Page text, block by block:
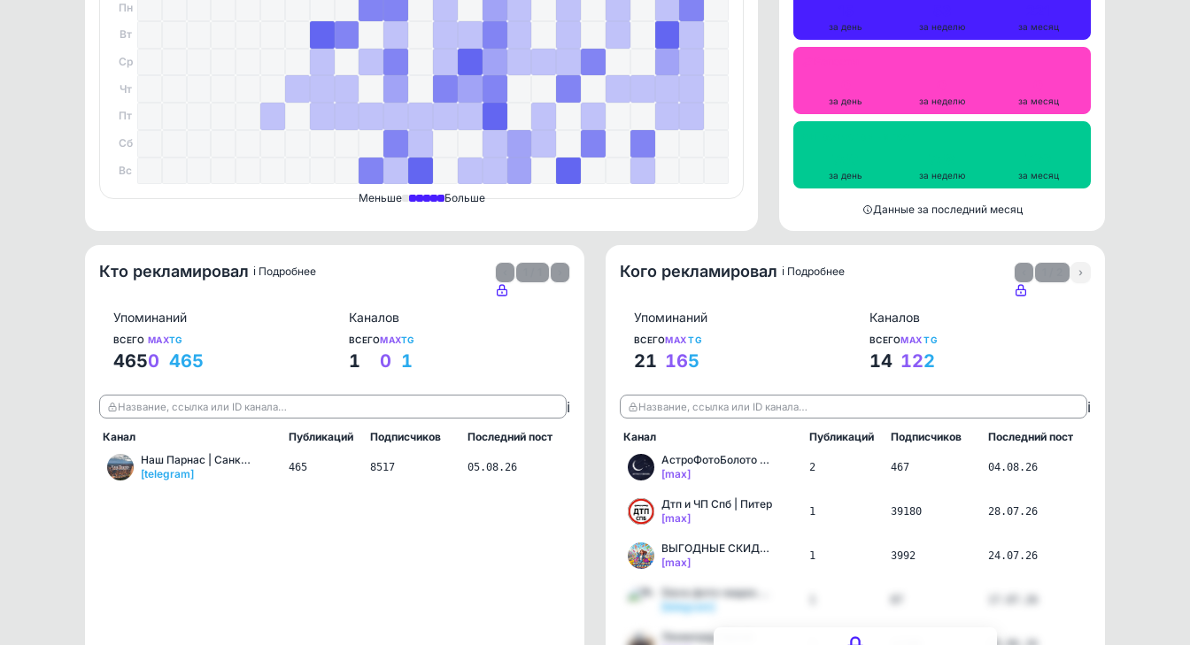
Пн
Вт
Ср
Чт
Пт
Сб
Вс
Меньше Больше
за день за неделю за месяц
за день за неделю за месяц
за день за неделю за месяц
Данные за последний месяц
Кто рекламировал ℹ️ Подробнее
Упоминаний
ВСЕГО
465
MAX
0
TG
465
Каналов
ВСЕГО
1
MAX
0
TG
1
Название, ссылка или ID канала… ℹ️
Канал Публикаций Подписчиков
Последний пост
Наш Парнас | Санкт-Петер…
[telegram]
465 8517 05.08.26
Кого рекламировал ℹ️ Подробнее ›
Упоминаний
ВСЕГО
21
MAX
16
TG
5
Каналов
ВСЕГО
14
MAX
12
TG
2
Название, ссылка или ID канала… ℹ️
Канал Публикаций Подписчиков
Последний пост
АстроФотоБолото ✨ Атмосф…
[max]
2 467 04.08.26
Дтп и ЧП Спб | Питер
[max]
1 39180 28.07.26
ВЫГОДНЫЕ СКИДКИ 🚀
[max]
1 3992 24.07.26
[telegram]
Ленинград Архив